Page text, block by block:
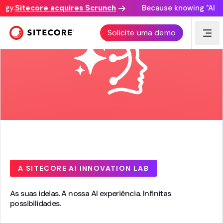
Sitecore acquires Scrunch Because knowing "AI
Solicite uma demo
A SITECORE AI INNOVATION LAB
As suas ideias. A nossa AI experiência. Infinitas
possibilidades.